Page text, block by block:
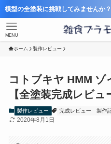
模型の全塗装に挑戦してみませんか
MENU
ホーム 製作レビュー
コトブキヤ HMM ゾ
【全塗装完成レビュ
製作レビュー 完成レビュー 製作
2020年8月1日